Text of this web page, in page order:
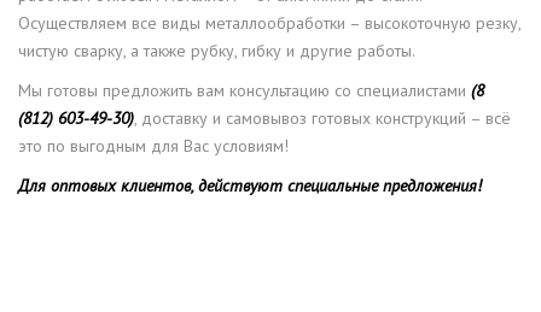
Осуществляем все виды металлообработки – высокоточную резку,
чистую сварку, а также рубку, гибку и другие работы.
Мы готовы предложить вам консультацию со специалистами (8
(812) 603-49-30), доставку и самовывоз готовых конструкций – всё
это по выгодным для Вас условиям!
Для оптовых клиентов, действуют специальные предложения!